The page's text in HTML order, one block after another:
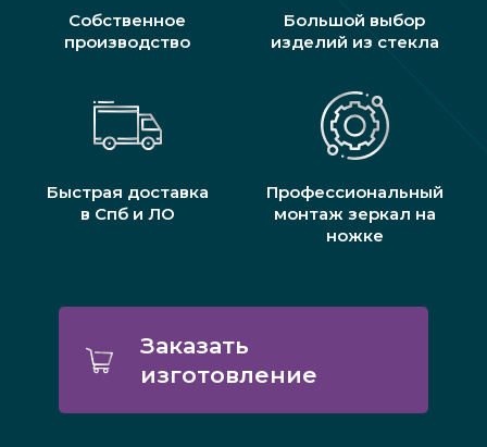
Собственное
производство
Большой выбор
изделий из стекла
Быстрая доставка
в Спб и ЛО
Профессиональный
монтаж зеркал на
ножке
Заказать
изготовление